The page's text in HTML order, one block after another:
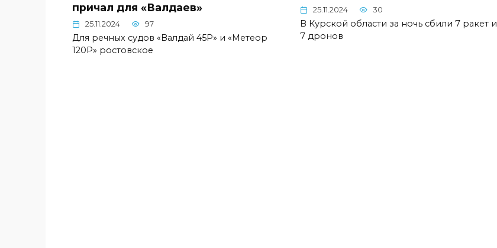
причал для «Валдаев»
25.11.2024 97
Для речных судов «Валдай 45Р» и «Метеор
120Р» ростовское
25.11.2024 30
В Курской области за ночь сбили 7 ракет и
7 дронов